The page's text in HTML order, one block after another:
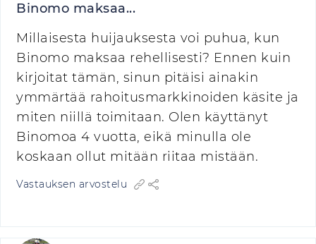
Binomo maksaa...
Millaisesta huijauksesta voi puhua, kun
Binomo maksaa rehellisesti? Ennen kuin
kirjoitat tämän, sinun pitäisi ainakin
ymmärtää rahoitusmarkkinoiden käsite ja
miten niillä toimitaan. Olen käyttänyt
Binomoa 4 vuotta, eikä minulla ole
koskaan ollut mitään riitaa mistään.
Vastauksen arvostelu